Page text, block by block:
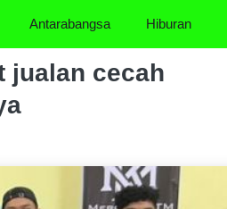
Antarabangsa Hiburan
jualan cecah